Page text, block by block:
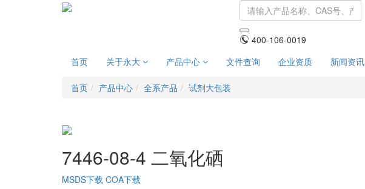
400-106-0019
首页
关于永大 产品中心 文件查询 企业资质 新闻资讯
首页 产品中心 全系产品 试剂大包装
7446-08-4 二氧化硒
MSDS下载 COA下载